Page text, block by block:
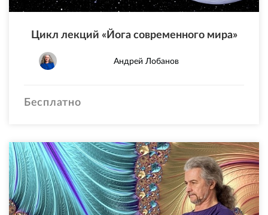
Цикл лекций «Йога современного мира»
Андрей Лобанов
Бесплатно